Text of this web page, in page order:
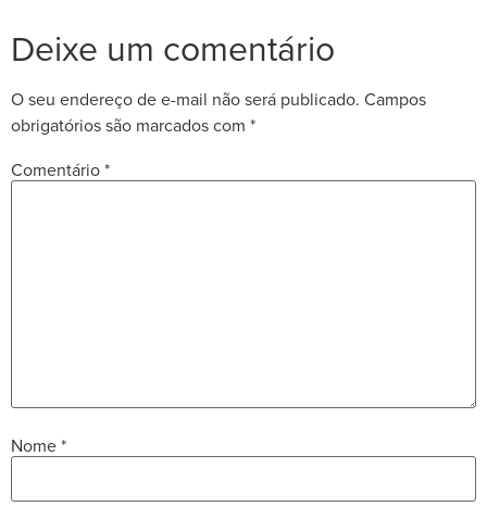
Deixe um comentário
O seu endereço de e-mail não será publicado. Campos
obrigatórios são marcados com *
Comentário*
Nome*